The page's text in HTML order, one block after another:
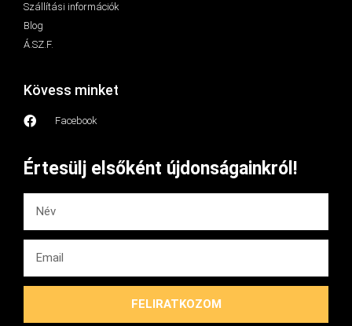
Szállítási információk
Blog
Á.SZ.F.
Kövess minket
Facebook
Értesülj elsőként újdonságainkról!
FELIRATKOZOM